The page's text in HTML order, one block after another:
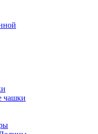
чашки